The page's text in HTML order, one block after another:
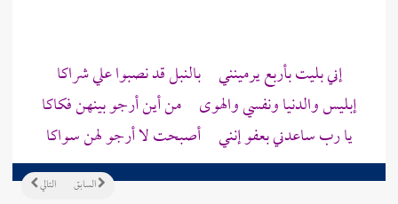
إني بليت بأربع يرمينني بالنبل قد نصبوا علي شراكا
إبليس والدنيا ونفسي والهوى من أين أرجو بينهن فكاكا
يا رب ساعدني بعفو إنني أصبحت لا أرجو لهن سواكا
التالي السابق